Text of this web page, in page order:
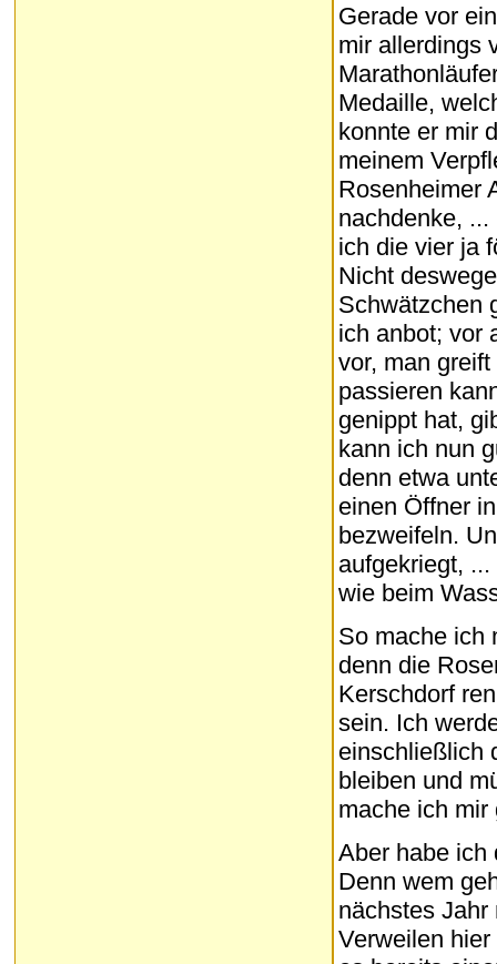
Gerade vor
mir allerdings
Medaille,
konnte er mir
meinem
Rosenheimer
nachdenke,
ich die vier ja
Nicht
Schwätzchen
ich anbot; vor
vor, man
passieren
genippt hat,
kann ich nun
denn etwa
einen Öffner
bezweifeln.
aufgekriegt,
wie beim
So mache ich
denn die
Kerschdorf
sein. Ich
einschließlich
bleiben und
mache ich
Aber habe ich
Denn wem
nächstes
Verweilen